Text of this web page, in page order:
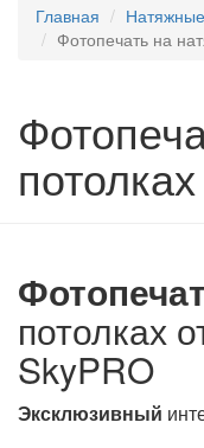
Главная
Фотопечать на
потолках
потолках
SkyPRO
Эксклюзивный